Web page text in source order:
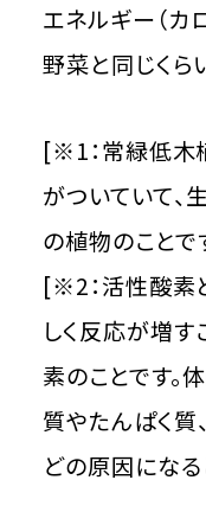
エネルギー（カ
野菜と同じくら
[※1：常緑低木
がついていて
の植物のことで
[※2：活性酸素
しく反応が増
素のことです。
質やたんぱく質
どの原因になる